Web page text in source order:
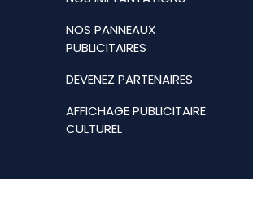
NOS PANNEAUX
PUBLICITAIRES
DEVENEZ PARTENAIRES
AFFICHAGE PUBLICITAIRE
CULTUREL